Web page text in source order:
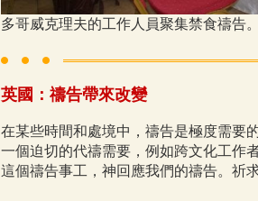
多哥威克理夫的工作人員聚集禁食禱告。
英國：禱告帶來改變
在某些時間和處境中，禱告是極度需要
一個迫切的代禱需要，例如跨文化工作
這個禱告事工，神回應我們的禱告。祈